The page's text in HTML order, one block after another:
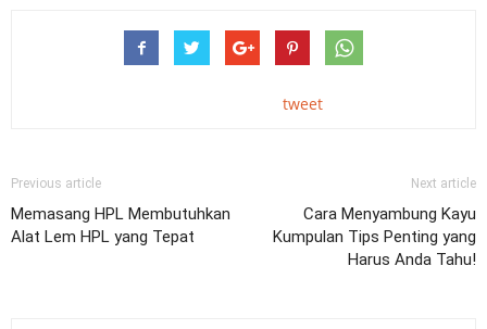
tweet
Previous article
Memasang HPL Membutuhkan
Alat Lem HPL yang Tepat
Next article
Cara Menyambung Kayu
Kumpulan Tips Penting yang
Harus Anda Tahu!